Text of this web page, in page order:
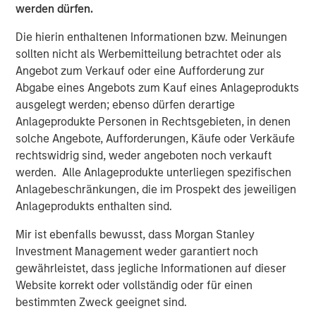
werden dürfen.
Die hierin enthaltenen Informationen bzw. Meinungen
sollten nicht als Werbemitteilung betrachtet oder als
Angebot zum Verkauf oder eine Aufforderung zur
Abgabe eines Angebots zum Kauf eines Anlageprodukts
ausgelegt werden; ebenso dürfen derartige
Anlageprodukte Personen in Rechtsgebieten, in denen
solche Angebote, Aufforderungen, Käufe oder Verkäufe
rechtswidrig sind, weder angeboten noch verkauft
werden. Alle Anlageprodukte unterliegen spezifischen
Anlagebeschränkungen, die im Prospekt des jeweiligen
Anlageprodukts enthalten sind.
Mir ist ebenfalls bewusst, dass Morgan Stanley
Investment Management weder garantiert noch
gewährleistet, dass jegliche Informationen auf dieser
Website korrekt oder vollständig oder für einen
bestimmten Zweck geeignet sind.
and historic transition from diesel fuel-based equipment
to lower cost and cleaner fuel sources, including natural
gas and even hydrogen.” said Rod Hynes, Vice President
Defense Americas at Honeywell Aerospace. “The ability
under this license to now provide a more efficient 6,000
shaft horsepower class turbine engine in the energy
service markets should further separate SPG from its
competition.”
“We are proud to support the continued growth of SPG
and its outstanding team in its expanding strategic
alliance with Honeywell, a world-class partner with
market-leading turbine engine technology.” said John
Moon, head of Morgan Stanley Energy Partners. “We
believe that this license for the improved turboshaft
technology further differentiates SPG’s product offering
and delivers a drop-in replacement for its current engine